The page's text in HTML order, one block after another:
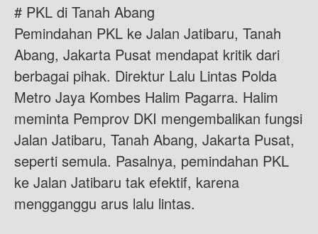
# PKL di Tanah Abang
Pemindahan PKL ke Jalan Jatibaru, Tanah
Abang, Jakarta Pusat mendapat kritik dari
berbagai pihak. Direktur Lalu Lintas Polda
Metro Jaya Kombes Halim Pagarra. Halim
meminta Pemprov DKI mengembalikan fungsi
Jalan Jatibaru, Tanah Abang, Jakarta Pusat,
seperti semula. Pasalnya, pemindahan PKL
ke Jalan Jatibaru tak efektif, karena
mengganggu arus lalu lintas.